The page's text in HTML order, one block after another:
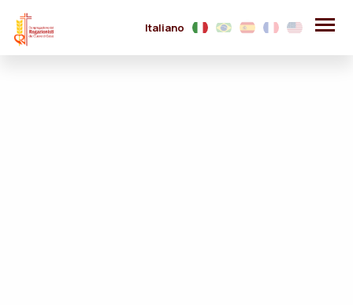
Italiano